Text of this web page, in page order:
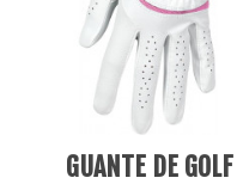
Añadir Al Carrito
GUANTE DE GOLF